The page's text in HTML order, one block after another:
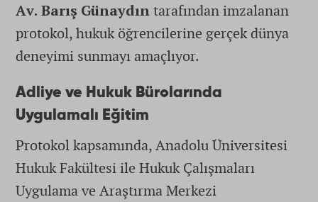
Av. Barış Günaydıntarafından imzalanan
protokol, hukuk öğrencilerine gerçek dünya
deneyimi sunmayı amaçlıyor.
Adliye ve Hukuk Bürolarında
Uygulamalı Eğitim
Protokol kapsamında, Anadolu Üniversitesi
Hukuk Fakültesi ile Hukuk Çalışmaları
Uygulama ve Araştırma Merkezi